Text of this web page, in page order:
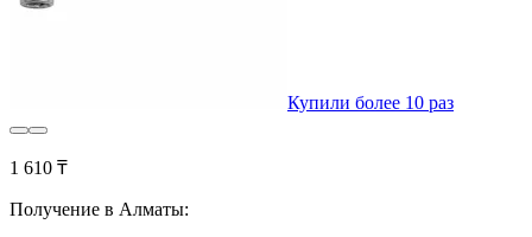
Купили более 10 раз
1 610 ₸
Получение в Алматы: